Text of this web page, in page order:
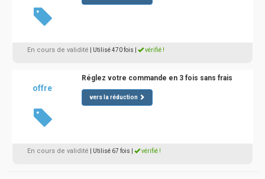
En cours de validité | Utilisé 470 fois vérifié !
offre
Réglez votre commande en 3 fois sans frais
vers la réduction
En cours de validité | Utilisé 67 fois vérifié !